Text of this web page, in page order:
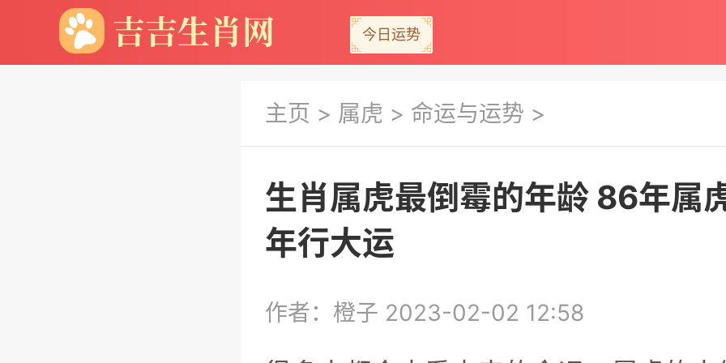
今日运势
主页 > 属虎 > 命运与运势 >
生肖属虎最倒霉的年龄 86年属
年行大运
作者：橙子 2023-02-02 12:58